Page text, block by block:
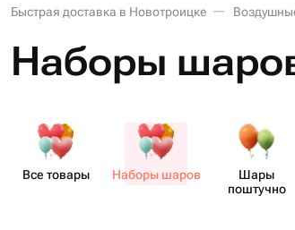
Быстрая доставка в Новотроицке
Наборы
Все товары Наборы шаров
Шары
поштучно